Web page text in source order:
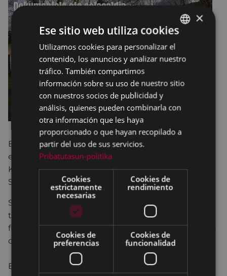
El programa del 8 de marzo está organizado por
el
grupo de trabajo del 8 de marzo
Kitto...! Euskara Elkartea, Arrate Kultur Elkartea y el
Servicio de igualdad-Andretxea).
Se trata de un grupo de trabajo creado en 2017,
todavía en proceso de construcción. Hasta ahora, la
función del grupo de trabajo ha sido la organización
colectiva y en red del programa del 8 de marzo.
El objetivo principal es, entorno a este día,
BASQUE
SPANISH
×
Ese sitio web utiliza cookies
Utilizamos cookies para personalizar el
contenido, los anuncios y analizar nuestro
tráfico. También compartimos
información sobre su uso de nuestro sitio
con nuestros socios de publicidad y
análisis, quienes pueden combinarla con
otra información que les haya
proporcionado o que hayan recopilado a
partir del uso de sus servicios.
Pribatutasun-politika
Cookies
estrictamente
necesarias
Cookies de
rendimiento
Cookies de
preferencias
Cookies de
funcionalidad